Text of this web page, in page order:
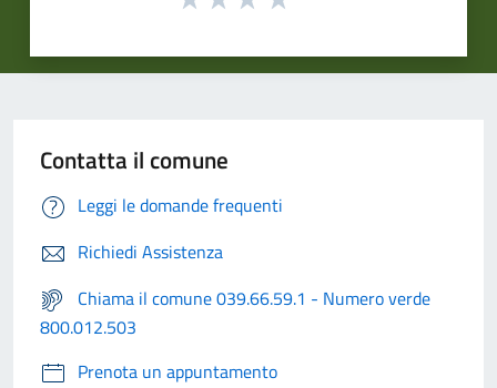
Contatta il comune
Leggi le domande frequenti
Richiedi Assistenza
Chiama il comune 039.66.59.1 - Numero verde
800.012.503
Prenota un appuntamento